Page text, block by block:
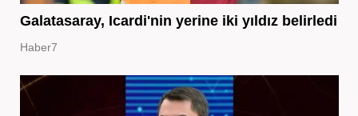
Galatasaray, Icardi'nin yerine iki yıldız belirledi
Haber7